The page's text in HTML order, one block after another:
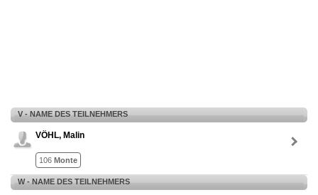
V - NAME DES TEILNEHMERS
VÖHL, Malin
106 Monte
W - NAME DES TEILNEHMERS